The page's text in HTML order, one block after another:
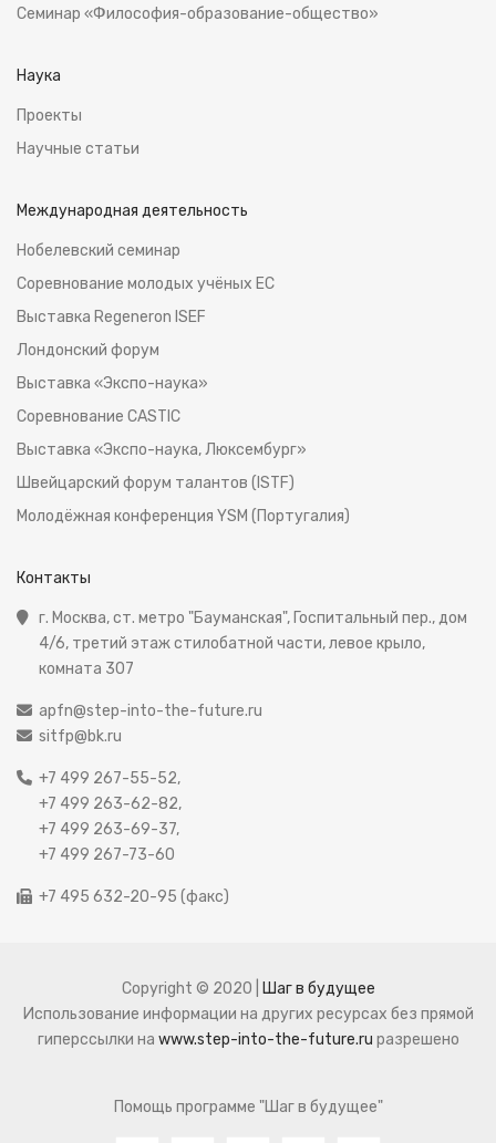
Семинар «Философия-образование-общество»
Наука
Проекты
Научные статьи
Международная деятельность
Нобелевский семинар
Соревнование молодых учёных ЕС
Выставка Regeneron ISEF
Лондонский форум
Выставка «Экспо-наука»
Соревнование CASTIC
Выставка «Экспо-наука, Люксембург»
Швейцарский форум талантов (ISTF)
Молодёжная конференция YSM (Португалия)
Контакты
г. Москва, ст. метро "Бауманская", Госпитальный пер., дом
4/6, третий этаж стилобатной части, левое крыло,
комната 307
apfn@step-into-the-future.ru
sitfp@bk.ru
+7 499 267-55-52,
+7 499 263-62-82,
+7 499 263-69-37,
+7 499 267-73-60
+7 495 632-20-95 (факс)
Copyright © 2020 |
Шаг в будущее
Использование информации на других ресурсах без прямой
гиперссылки на www.step-into-the-future.ru разрешено
Помощь программе "Шаг в будущее"